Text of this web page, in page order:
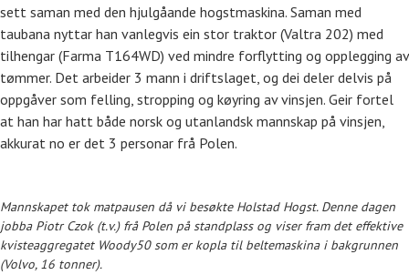
sett saman med den hjulgåande hogstmaskina. Saman med
taubana nyttar han vanlegvis ein stor traktor (Valtra 202) med
tilhengar (Farma T164WD) ved mindre forflytting og opplegging av
tømmer. Det arbeider 3 mann i driftslaget, og dei deler delvis på
oppgåver som felling, stropping og køyring av vinsjen. Geir fortel
at han har hatt både norsk og utanlandsk mannskap på vinsjen,
akkurat no er det 3 personar frå Polen.
Mannskapet tok matpausen då vi besøkte Holstad Hogst. Denne dagen
jobba Piotr Czok (t.v.) frå Polen på standplass og viser fram det effektive
kvisteaggregatet Woody50 som er kopla til beltemaskina i bakgrunnen
(Volvo, 16 tonner).